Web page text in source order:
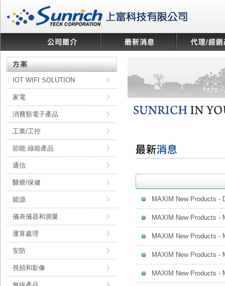
IOT WIFI SOLUTION
家電
消費類電子產品
工業/工控
節能.綠能產品
通信
醫療/保健
能源
儀表儀器和測量
運算處理
安防
視頻和影像
MAXIM New Products -
MAXIM New Products -
MAXIM New Products -
MAXIM New Products -
MAXIM New Products -